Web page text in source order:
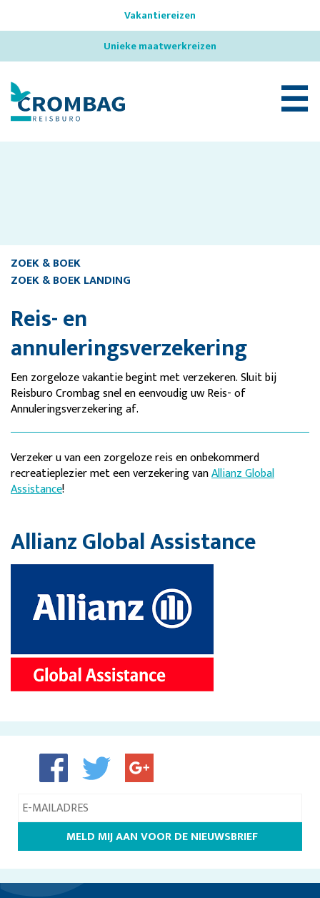
Vakantiereizen
Unieke maatwerkreizen
☰
ZOEK & BOEK
ZOEK & BOEK LANDING
Reis- en
annuleringsverzekering
Een zorgeloze vakantie begint met verzekeren. Sluit bij
Reisburo Crombag snel en eenvoudig uw Reis- of
Annuleringsverzekering af.
Verzeker u van een zorgeloze reis en onbekommerd
recreatieplezier met een verzekering vanAllianz Global
Assistance!
Allianz Global Assistance